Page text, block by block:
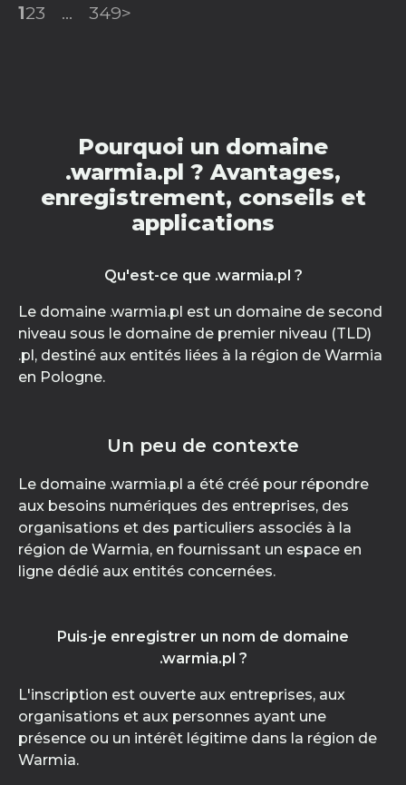
123 ... 349>
Pourquoi un domaine
.warmia.pl ? Avantages,
enregistrement, conseils et
applications
Qu'est-ce que .warmia.pl ?
Le domaine .warmia.pl est un domaine de second
niveau sous le domaine de premier niveau (TLD)
.pl, destiné aux entités liées à la région de Warmia
en Pologne.
Un peu de contexte
Le domaine .warmia.pl a été créé pour répondre
aux besoins numériques des entreprises, des
organisations et des particuliers associés à la
région de Warmia, en fournissant un espace en
ligne dédié aux entités concernées.
Puis-je enregistrer un nom de domaine
.warmia.pl ?
L'inscription est ouverte aux entreprises, aux
organisations et aux personnes ayant une
présence ou un intérêt légitime dans la région de
Warmia.